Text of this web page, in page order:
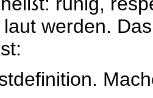
werden.